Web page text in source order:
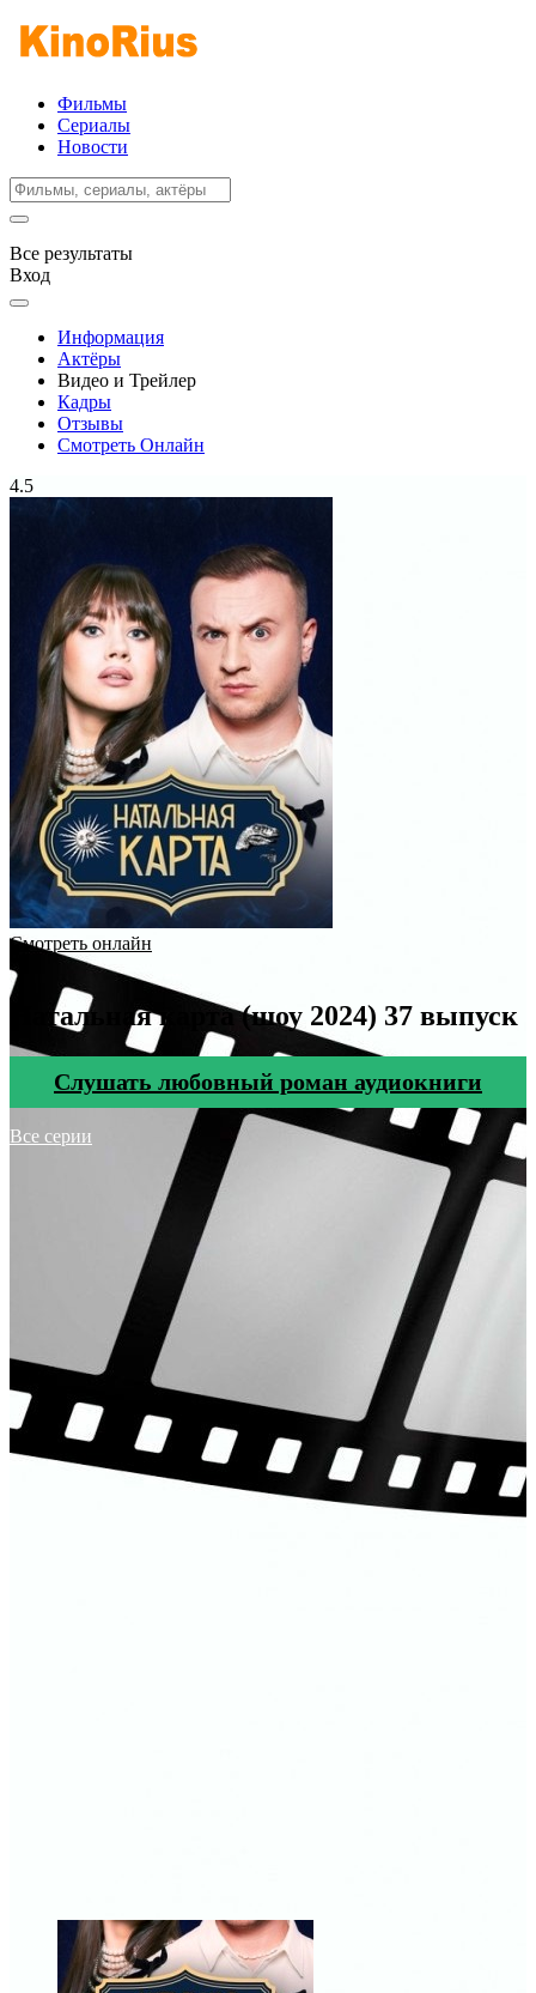
Фильмы
Сериалы
Новости
Все результаты
Вход
Информация
Актёры
Видео и Трейлер
Кадры
Отзывы
Смотреть Онлайн
4.5
Смотреть онлайн
Натальная карта (шоу 2024) 37 выпуск
Cлушать любовный роман аудиокниги
Все серии